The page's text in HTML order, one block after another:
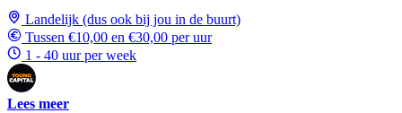
Landelijk (dus ook bij jou in de buurt)
Tussen €10,00 en €30,00 per uur
1 - 40 uur per week
Lees meer